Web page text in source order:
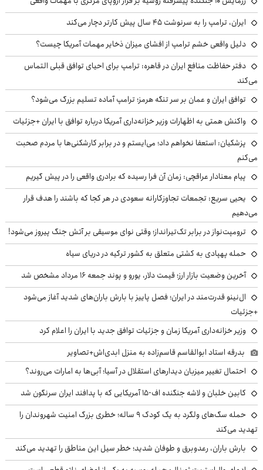
ایران، ترامپ را به سرنوشت ۴۵ سال پیش کارتر دچار می‌کند
دلیل واقعی خشم ترامپ از افشای میزان ذخایر مهمات آمریکا چیست؟
دفتر حفاظت منافع ایران در قاهره: ترامپ برای احیای توافق قبلی التماس
می‌کند
توافق ایران و عمان بر سر تنگه هرمز؛ ترامپ آماده تسلیم بزرگ می‌شود؟
واکنش همتی به اظهارات وزیر خزانه‌داری آمریکا درباره توافق با ایران +جزئیات
پزشکیان: استعفا نخواهم داد؛ می‌ایستم و در برابر کارشکنی‌ها با مردم صحبت
می‌کنم
پیام معنادار عراقچی: زمان آن فرا رسیده که برادری واقعی را در پیش گیریم
یحیی سریع: تجمعات تجاوزکارانه سعودی در هر کجا که باشند را هدف قرار
می‌دهیم
ترومپت‌نواز در برابر تک‌تیرانداز؛ وقتی نوای موسیقی بر آتش جنگ پیروز می‌شود!
حمله پهپادی به کشتی متعلق به کشور ترکیه در دریای سیاه
آخرین وضعیت بازار ارز؛ قیمت دلار، یورو و پوند جمعه ۱۶ مرداد مشخص شد
ال‌نینو قدرت‌مند در ایران؛ فصل پاییز با بارش باران‌های شدید آغاز می‌شود
+جزئیات
وزیر خزانه‌داری آمریکا زمان و جزئیات توافق جدید با ایران را اعلام کرد
بدرقه استاد ابوالقاسم قاسم‌زاده به منزل ابدی‌اش+تصاویر
احتمال تغییر میزبان دیدارهای استقلال در آسیا؛ آبی‌ها به امارات می‌روند؟
کابین خلبان و لاشه جنگنده اف-۱۵ آمریکایی که با پدافند ایران سرنگون شد
حمله سگ‌های ولگرد به یک کودک ۹ ساله؛ خطری بزرگ امنیت شهروندان را
تهدید می‌کند
بارش باران، رعدوبرق و طوفان شدید؛ خطر سیل این مناطق را تهدید می‌کند